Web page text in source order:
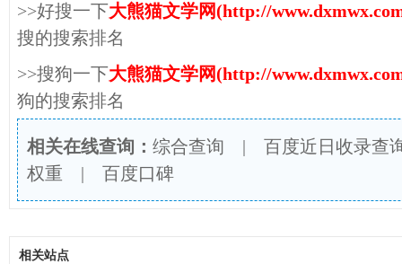
>>好搜一下大熊猫文学网(http://
搜的搜索排名
>>搜狗一下大熊猫文学网(http://
狗的搜索排名
相关在线查询： 综合查询 | 百度近日收录查
权重 | 百度口碑
相关站点